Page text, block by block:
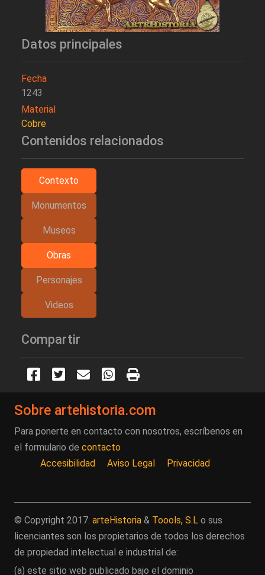
Datos principales
Fecha
1243
Material
Cobre
Contenidos relacionados
Contexto
Monumentos
Museos
Obras
Personajes
Videos
Compartir
Sobre artehistoria.com
Para ponerte en contacto con nosotros, escríbenos en
el formulario de contacto
Accesibilidad
Aviso Legal Privacidad
© Copyright 2017. arteHistoria & Toools, S.L o sus
licenciantes son los propietarios de todos los derechos
de propiedad intelectual e industrial de:
(a) este sitio web publicado bajo el dominio